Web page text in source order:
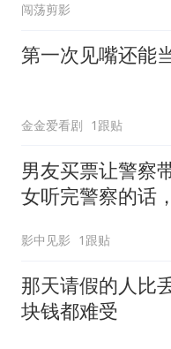
闯荡剪影
第一次见嘴还能
金金爱看剧 1跟贴
男友买票让警察
女听完警察的话
影中见影 1跟贴
那天请假的人比
块钱都难受